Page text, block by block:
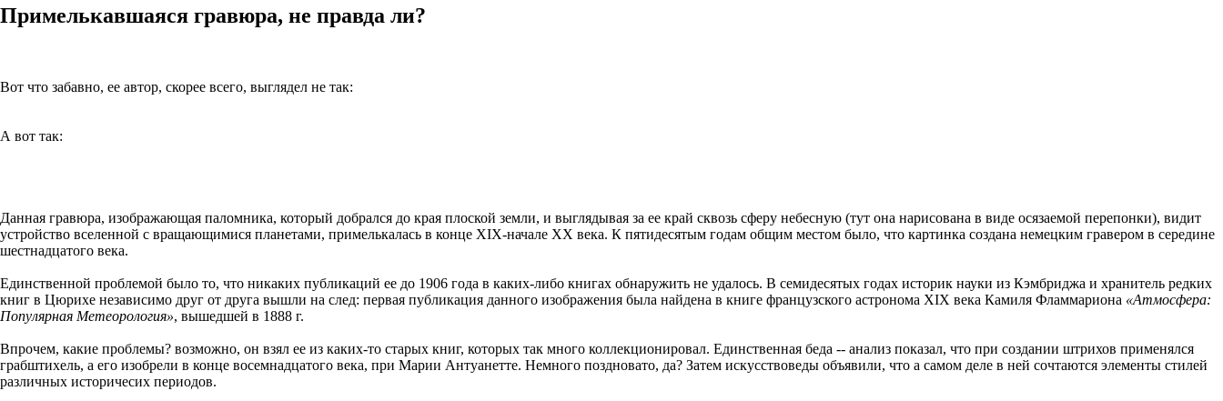
Примелькавшаяся гравюра, не правда ли?
Вот что забавно, ее автор, скорее всего, выглядел не так:
А вот так:
Данная гравюра, изображающая паломника, который добрался до края плоской земли, и выглядывая за ее край сквозь сферу небесную (тут она нарисована в виде осязаемой перепонки), видит
устройство вселенной с вращающимися планетами, примелькалась в конце XIX-начале ХХ века. К пятидесятым годам общим местом было, что картинка создана немецким гравером в середине
шестнадцатого века.
Единственной проблемой было то, что никаких публикаций ее до 1906 года в каких-либо книгах обнаружить не удалось. В семидесятых годах историк науки из Кэмбриджа и хранитель редких
книг в Цюрихе независимо друг от друга вышли на след: первая публикация данного изображения была найдена в книге французского астронома XIX века Камиля Фламмариона «Атмосфера:
Популярная Метеорология», вышедшей в 1888 г.
Впрочем, какие проблемы? возможно, он взял ее из каких-то старых книг, которых так много коллекционировал. Единственная беда -- анализ показал, что при создании штрихов применялся
грабштихель, а его изобрели в конце восемнадцатого века, при Марии Антуанетте. Немного поздновато, да? Затем искусствоведы объявили, что а самом деле в ней сочтаются элементы стилей
различных историчесих периодов.